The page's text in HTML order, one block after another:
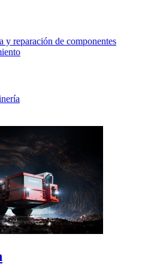
y reparación de componentes